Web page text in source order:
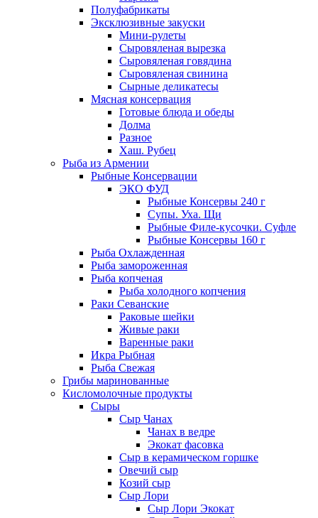
Полуфабрикаты
Эксклюзивные закуски
Мини-рулеты
Сыровяленая вырезка
Сыровяленая говядина
Сыровяленая свинина
Сырные деликатесы
Мясная консервация
Готовые блюда и обеды
Долма
Разное
Хаш. Рубец
Рыба из Армении
Рыбные Консервации
ЭКО ФУД
Рыбные Консервы 240 г
Супы. Уха. Щи
Рыбные Филе-кусочки. Суфле
Рыбные Консервы 160 г
Рыба Охлажденная
Рыба замороженная
Рыба копченая
Рыба холодного копчения
Раки Севанские
Раковые шейки
Живые раки
Варенные раки
Икра Рыбная
Рыба Свежая
Грибы маринованные
Кисломолочные продукты
Сыры
Сыр Чанах
Чанах в ведре
Экокат фасовка
Сыр в керамическом горшке
Овечий сыр
Козий сыр
Сыр Лори
Сыр Лори Экокат